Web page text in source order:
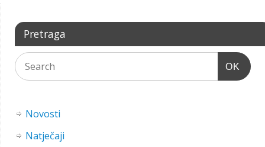
Pretraga
OK
Novosti
Natječaji